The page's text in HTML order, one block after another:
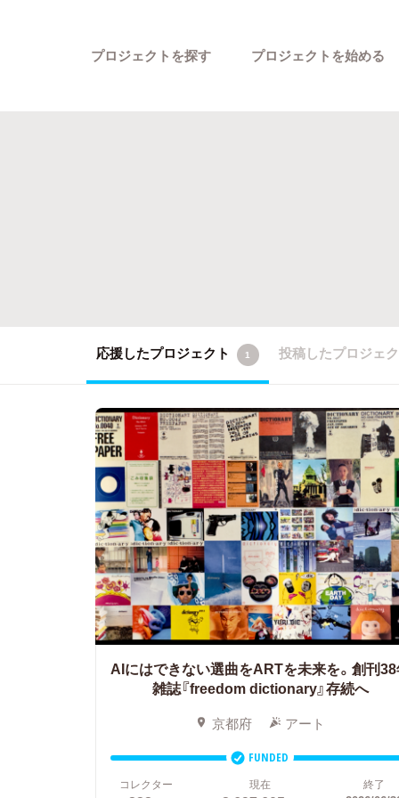
プロジェクトを探す プロジェクトを始める
応援したプロジェクト 1 投稿したプロジェ
AIにはできない選曲をARTを未来を。創刊
雑誌『freedom dictionary』存続へ
京都府 アート
FUNDED
コレクター
現在 終了